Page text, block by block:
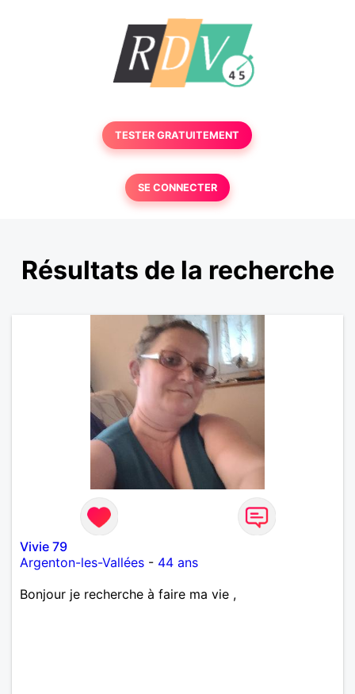
TESTER GRATUITEMENT
SE CONNECTER
Résultats de la recherche
Vivie 79
Argenton-les-Vallées - 44 ans
Bonjour je recherche à faire ma vie ,